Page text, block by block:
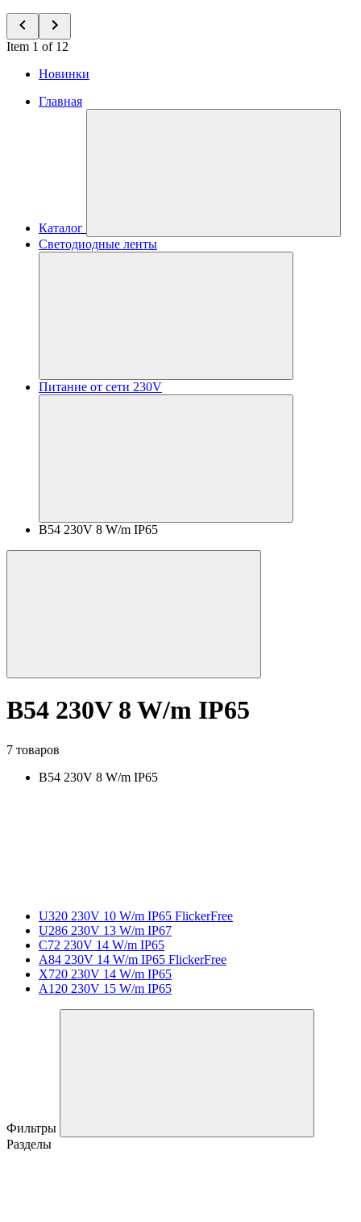
Item 1 of 12
Новинки
Главная
Каталог
Светодиодные ленты
Питание от сети 230V
B54 230V 8 W/m IP65
B54 230V 8 W/m IP65
7 товаров
B54 230V 8 W/m IP65
U320 230V 10 W/m IP65 FlickerFree
U286 230V 13 W/m IP67
C72 230V 14 W/m IP65
A84 230V 14 W/m IP65 FlickerFree
X720 230V 14 W/m IP65
A120 230V 15 W/m IP65
Фильтры
Разделы